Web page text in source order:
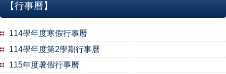
【行事曆】
114學年度寒假行事曆
114學年度第2學期行事曆
115年度暑假行事曆